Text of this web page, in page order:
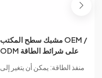
OEM / ODM سطح المكتب
مكتب المشبك على الجدول
حافة الخيالة المكونات للأثاث
منفذ الطاقة: يمكن أن يتغير إلى